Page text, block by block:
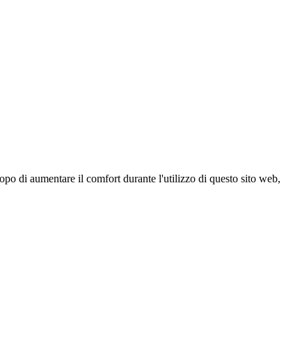
di aumentare il comfort durante l'utilizzo di questo sito web,